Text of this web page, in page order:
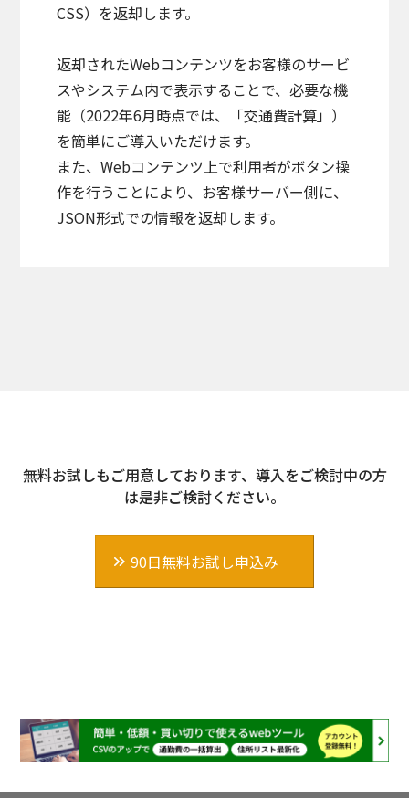
CSS）を返却します。
返却されたWebコンテンツをお客様のサービ
スやシステム内で表示することで、必要な機
能（2022年6月時点では、「交通費計算」）
を簡単にご導入いただけます。
また、Webコンテンツ上で利用者がボタン操
作を行うことにより、お客様サーバー側に、
JSON形式での情報を返却します。
無料お試しもご用意しております、導入をご検討中の方
は是非ご検討ください。
90日無料お試し申込み